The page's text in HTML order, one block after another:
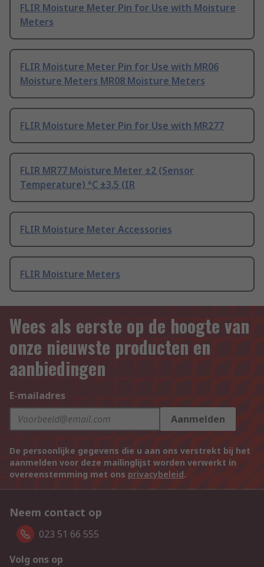
FLIR Moisture Meter Pin for Use with Moisture
Meters
FLIR Moisture Meter Pin for Use with MR06
Moisture Meters MR08 Moisture Meters
FLIR Moisture Meter Pin for Use with MR277
FLIR MR77 Moisture Meter ±2 (Sensor
Temperature) °C ±3.5 (IR
FLIR Moisture Meter Accessories
FLIR Moisture Meters
Wees als eerste op de hoogte van
onze nieuwste producten en
aanbiedingen
E-mailadres
Aanmelden
De persoonlijke gegevens die u aan ons verstrekt bij het
aanmelden voor deze mailinglijst worden verwerkt in
overeenstemming met ons privacybeleid.
Neem contact op
023 51 66 555
Volg ons op